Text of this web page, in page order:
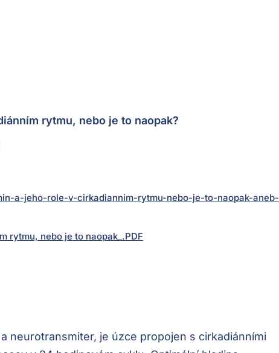
rytmu, nebo je to naopak?
a-jeho-role-v-cirkadiannim-rytmu-nebo-je-to-naopak-aneb-
rytmu, nebo je to naopak_.PDF
neurotransmiter, je úzce propojen s cirkadiánními